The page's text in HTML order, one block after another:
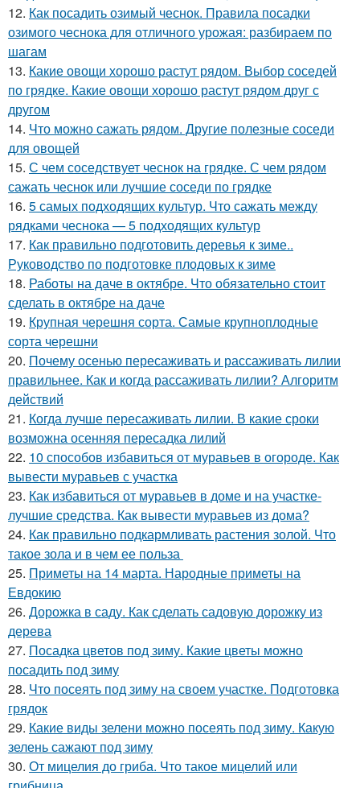
12. Как посадить озимый чеснок. Правила посадки
озимого чеснока для отличного урожая: разбираем по
шагам
13. Какие овощи хорошо растут рядом. Выбор соседей
по грядке. Какие овощи хорошо растут рядом друг с
другом
14. Что можно сажать рядом. Другие полезные соседи
для овощей
15. С чем соседствует чеснок на грядке. С чем рядом
сажать чеснок или лучшие соседи по грядке
16. 5 самых подходящих культур. Что сажать между
рядками чеснока — 5 подходящих культур
17. Как правильно подготовить деревья к зиме..
Руководство по подготовке плодовых к зиме
18. Работы на даче в октябре. Что обязательно стоит
сделать в октябре на даче
19. Крупная черешня сорта. Самые крупноплодные
сорта черешни
20. Почему осенью пересаживать и рассаживать лилии
правильнее. Как и когда рассаживать лилии? Алгоритм
действий
21. Когда лучше пересаживать лилии. В какие сроки
возможна осенняя пересадка лилий
22. 10 способов избавиться от муравьев в огороде. Как
вывести муравьев с участка
23. Как избавиться от муравьев в доме и на участке-
лучшие средства. Как вывести муравьев из дома?
24. Как правильно подкармливать растения золой. Что
такое зола и в чем ее польза
25. Приметы на 14 марта. Народные приметы на
Евдокию
26. Дорожка в саду. Как сделать садовую дорожку из
дерева
27. Посадка цветов под зиму. Какие цветы можно
посадить под зиму
28. Что посеять под зиму на своем участке. Подготовка
грядок
29. Какие виды зелени можно посеять под зиму. Какую
зелень сажают под зиму
30. От мицелия до гриба. Что такое мицелий или